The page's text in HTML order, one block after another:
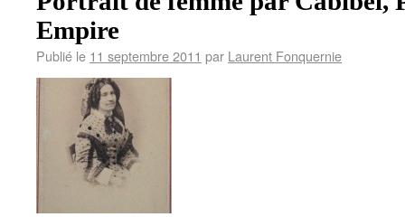
Empire
Publié le 11 septembre 2011 par Laurent Fonquernie